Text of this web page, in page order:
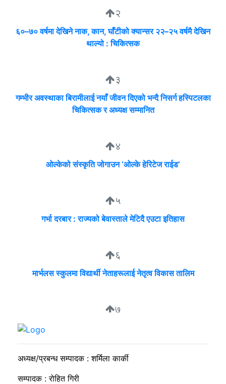
२
६०–७० वर्षमा देखिने नाक, कान, घाँटीको क्यान्सर २२–२५ वर्षमै देखिन
थाल्यो : चिकित्सक
३
गम्भीर अवस्थाका बिरामीलाई नयाँ जीवन दिएको भन्दै निसर्ग हस्पिटलका
चिकित्सक र अध्यक्ष सम्मानित
४
ओल्केको संस्कृति जोगाउन ‘ओल्के हेरिटेज राईड’
५
गर्भा दरबार : राज्यको बेवास्ताले मेटिदै एउटा इतिहास
६
मार्भलस स्कुलमा विद्यार्थी नेताहरूलाई नेतृत्व विकास तालिम
७
सुदीप्ता क्यान्सर सर्भाइभर र्याम्प शो : जीवनले मृत्युलाई जितेको उत्सव
अध्यक्ष/प्रबन्ध सम्पादक : शर्मिला कार्की
सम्पादक : रोहित गिरी